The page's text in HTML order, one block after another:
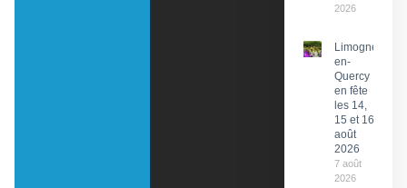
2026
Limogne-
en-
Quercy
en fête
les 14,
15 et 16
août
2026
7 août
2026